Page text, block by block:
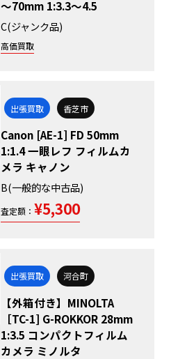
～70mm 1:3.3～4.5
C(ジャンク品)
高価買取
出張買取 香芝市
Canon [AE-1] FD 50mm
1:1.4 一眼レフ フィルムカ
メラ キャノン
B(一般的な中古品)
査定額： ¥5,300
出張買取 河合町
【外箱付き】MINOLTA
［TC-1] G-ROKKOR 28mm
1:3.5 コンパクトフィルム
カメラ ミノルタ